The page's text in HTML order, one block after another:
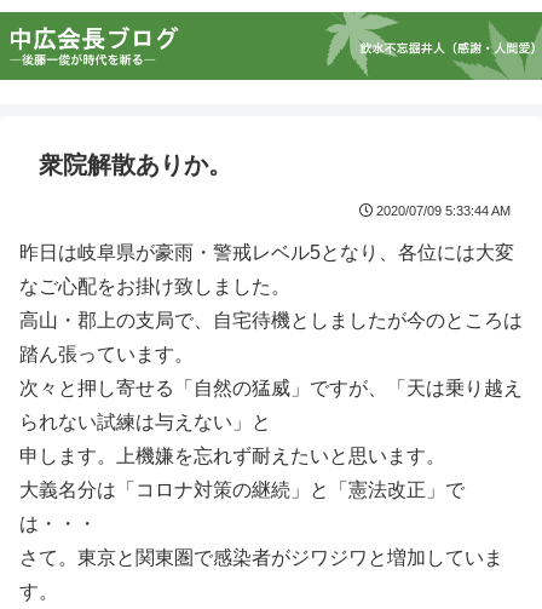
衆院解散ありか。
2020/07/09 5:33:44 AM
昨日は岐阜県が豪雨・警戒レベル5となり、各位には大変
なご心配をお掛け致しました。
高山・郡上の支局で、自宅待機としましたが今のところは
踏ん張っています。
次々と押し寄せる「自然の猛威」ですが、「天は乗り越え
られない試練は与えない」と
申します。上機嫌を忘れず耐えたいと思います。
大義名分は「コロナ対策の継続」と「憲法改正」で
は・・・
さて。東京と関東圏で感染者がジワジワと増加していま
す。